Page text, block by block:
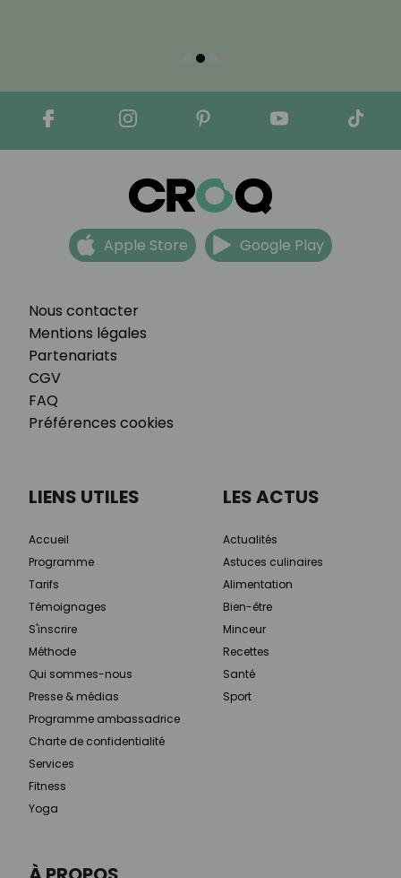
Nous contacter
Mentions légales
Partenariats
CGV
FAQ
Préférences cookies
Apple Store Google Play
LIENS UTILES
Accueil
Programme
Tarifs
Témoignages
S'inscrire
Méthode
Qui sommes-nous
Presse & médias
Programme ambassadrice
Charte de confidentialité
Services
Fitness
Yoga
LES ACTUS
Actualités
Astuces culinaires
Alimentation
Bien-être
Minceur
Recettes
Santé
Sport